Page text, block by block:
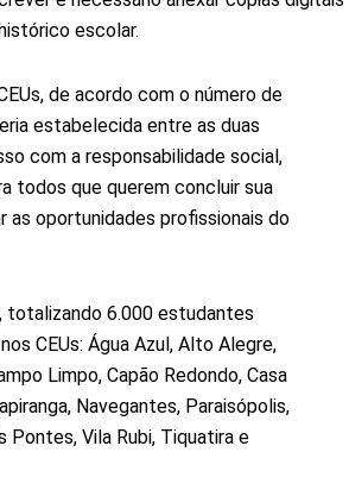
escolar.
de acordo com o número de
estabelecida entre as duas
com a responsabilidade social,
todos que querem concluir sua
as oportunidades profissionais do
totalizando 6.000 estudantes
CEUs: Água Azul, Alto Alegre,
Limpo, Capão Redondo, Casa
Navegantes, Paraisópolis,
Pontes, Vila Rubi, Tiquatira e